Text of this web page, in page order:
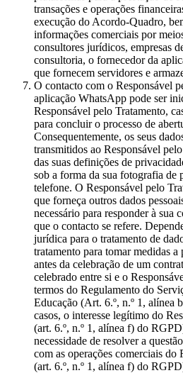
transações e operações
execução do Acordo-Quadro,
informações comerciais por
consultores jurídicos, empresas
consultoria, o fornecedor da
que fornecem servidores e
O contacto com o Responsável
aplicação WhatsApp pode ser
Responsável pelo Tratamento,
para concluir o processo de
Consequentemente, os seus
transmitidos ao Responsável
das suas definições de
sob a forma da sua fotografia de
telefone. O Responsável pelo
que forneça outros dados
necessário para responder à sua
que o contacto se refere.
jurídica para o tratamento de
tratamento para tomar medidas
antes da celebração de um
celebrado entre si e o
termos do Regulamento do
Educação (Art. 6.º, n.º 1, alínea
casos, o interesse legítimo do
(art. 6.º, n.º 1, alínea f) do
necessidade de resolver a
com as operações comerciais do
(art. 6.º, n.º 1, alínea f) do